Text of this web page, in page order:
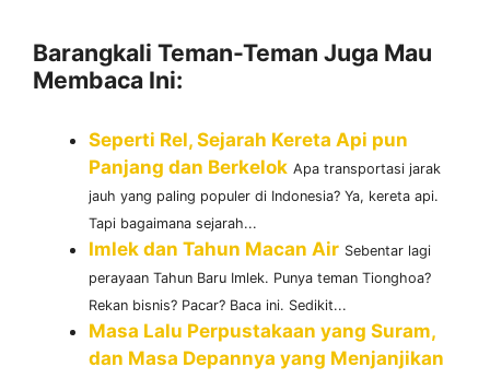
Barangkali Teman-Teman Juga Mau
Membaca Ini:
Seperti Rel, Sejarah Kereta Api pun
Panjang dan Berkelok Apa transportasi jarak
jauh yang paling populer di Indonesia? Ya, kereta api.
Tapi bagaimana sejarah...
Imlek dan Tahun Macan Air Sebentar lagi
perayaan Tahun Baru Imlek. Punya teman Tionghoa?
Rekan bisnis? Pacar? Baca ini. Sedikit...
Masa Lalu Perpustakaan yang Suram,
dan Masa Depannya yang Menjanjikan